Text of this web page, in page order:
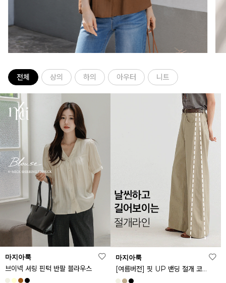
전체 상의 하의 아우터 니트
마지아룩
브이넥 셔링 핀턱 반팔 블라우스
마지아룩
[여름버전] 핏 UP 밴딩 절개 코튼 팬츠